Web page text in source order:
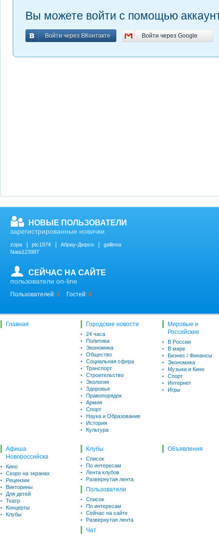
Вы можете войти с помощью
Войти через ВКонтакте
Войти через ВКонтакте Войти через Google
Войти через Google
НОВЫЕ ПОЛЬЗОВАТЕЛИ
зарегистрированные новички
zopa ptc1974 Абрау-Дюрсо
gallinna
Nata123987
СЕЙЧАС НА САЙТЕ
пользователи on-line
Пользователей: 0 Гостей: 0
Главная Городские новости
24 часа
Политика
Экономика
Общество
Социальная сфера
Транспорт
Строительство
Экология
Здоровье
Правопорядок
Армия
Спорт
Наука и Образование
История
Культура
Мировые и
Российские
В России
В мире
Бизнес / Финансы
Экономика
Музыка и Кино
Спорт
Интернет
Игры
Афиша
Новороссийска
Кино
Скоро на экранах
Рецензии
Викторины
Для детей
Театр
Концерты
Клубы
Клубы
Список
По интересам
Лента клубов
Развернутая лента
Пользователи
Список
По интересам
Сейчас на сайте
Развернутая лента
Чат
Объявления